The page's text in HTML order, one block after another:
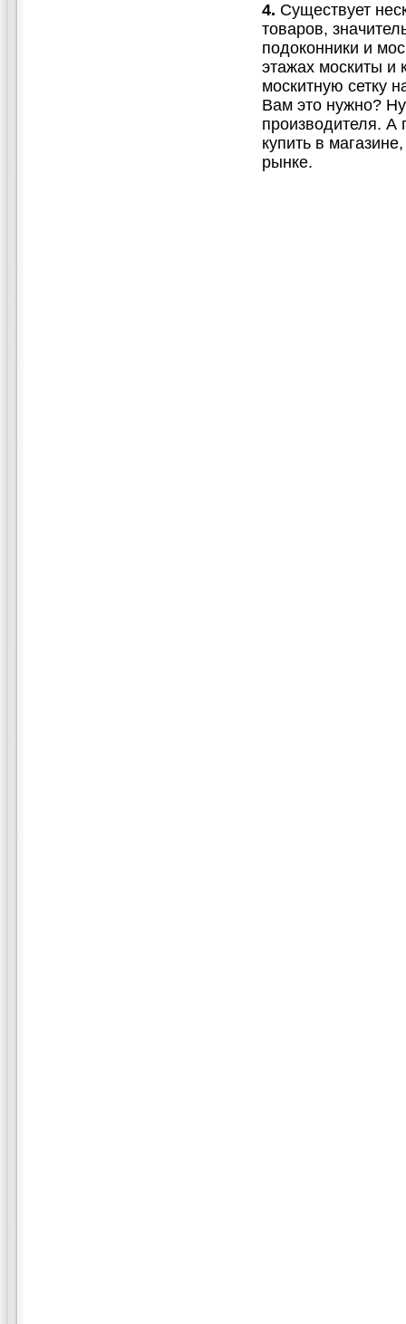
4. Существует
товаров,
подоконники и
этажах москиты и
москитную сетку
Вам это нужно?
производителя. А
купить в
рынке.